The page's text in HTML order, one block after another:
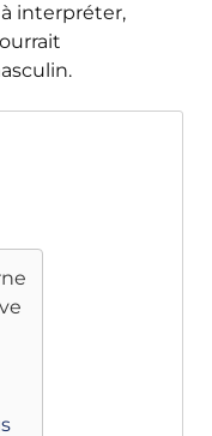
interpréter,